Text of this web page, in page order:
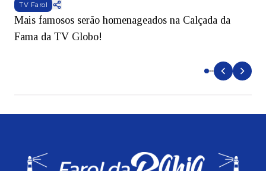
TV Farol
Mais famosos serão homenageados na Calçada da
Fama da TV Globo!